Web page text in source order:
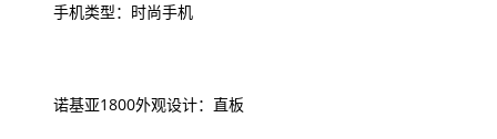
手机类型：时尚手机
诺基亚1800外观设计：直板